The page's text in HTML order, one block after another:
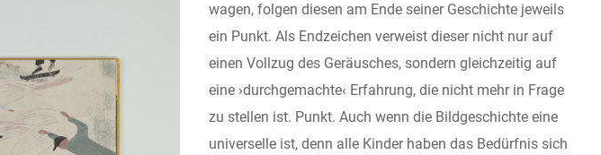
wagen, folgen diesen am Ende seiner Geschichte jeweils
ein Punkt. Als Endzeichen verweist dieser nicht nur auf
einen Vollzug des Geräusches, sondern gleichzeitig auf
eine ›durchgemachte‹ Erfahrung, die nicht mehr in Frage
zu stellen ist. Punkt. Auch wenn die Bildgeschichte eine
universelle ist, denn alle Kinder haben das Bedürfnis sich